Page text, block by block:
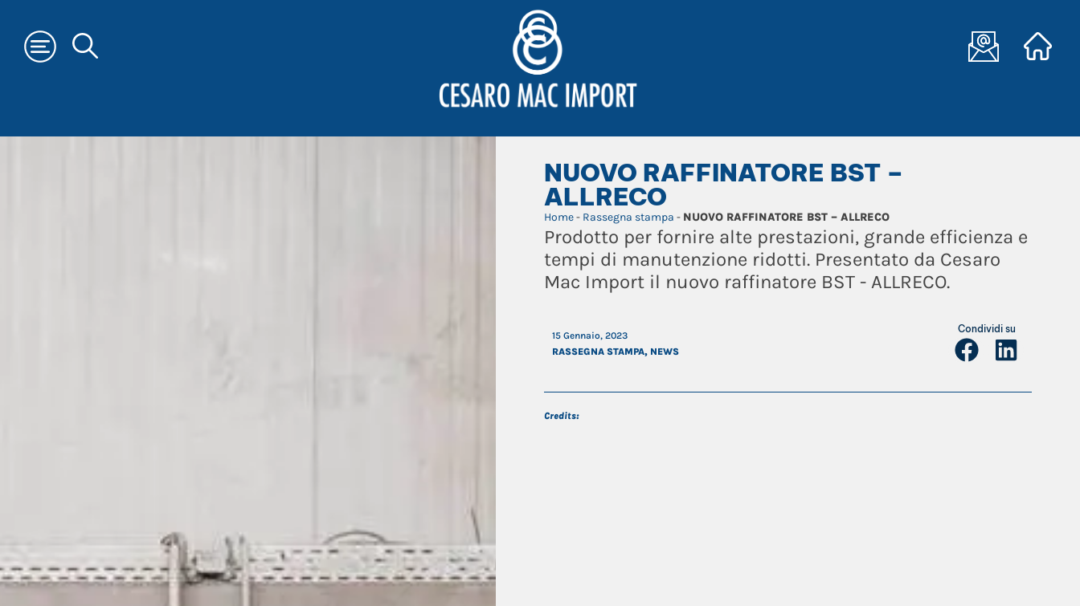
NUOVO RAFFINATORE BST –
ALLRECO
Home- Rassegna stampa - NUOVO RAFFINATORE BST – ALLRECO
Prodotto per fornire alte prestazioni, grande efficienza e
tempi di manutenzione ridotti. Presentato da Cesaro
Mac Import il nuovo raffinatore BST - ALLRECO.
15 Gennaio, 2023
RASSEGNA STAMPA, NEWS
Condividi su
Credits: